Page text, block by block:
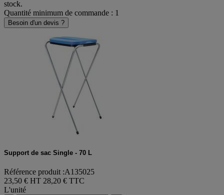
stock.
Quantité minimum de commande : 1
Besoin d'un devis ?
Support de sac Single - 70 L
Référence produit :A135025
23,50 € HT 28,20 € TTC
L'unité